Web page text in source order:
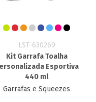
LST-630269
Kit Garrafa Toalha
Esportiva
440 ml
Garrafas e Squeezes